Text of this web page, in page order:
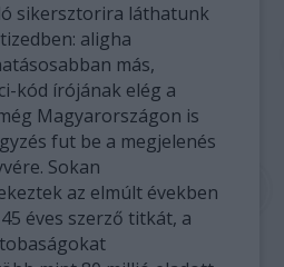
sikersztorira láthatunk
aligha
más,
kód írójának elég a
Magyarországon is
fut be a megjelenés
Sokan
az elmúlt években
éves szerző titkát, a